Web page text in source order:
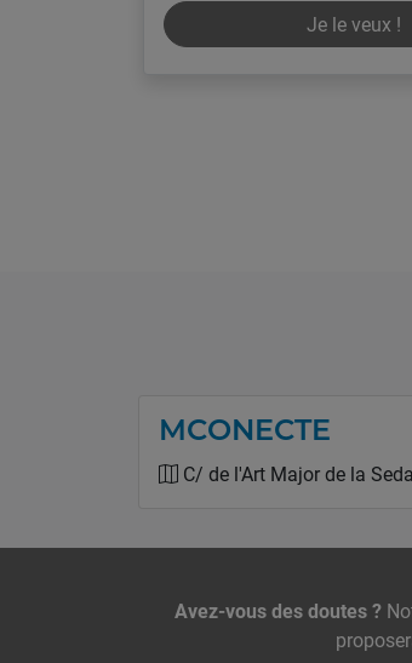
Je le veux !
MCONECTE
C/ de l'Art Major de la
Nous
Avez-vous des doutes ?